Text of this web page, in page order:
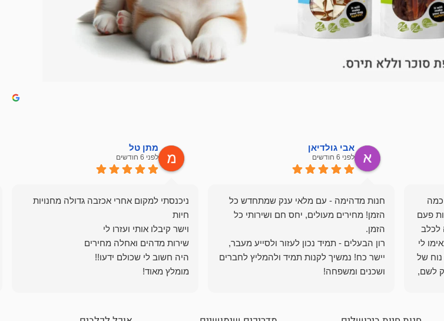
כמה
פעם
לכלב
לי
של
לשם,
אבי גולדיאן
לפני 6 חודשים
חנות מדהימה - עם מלאי ענק שמתחדש כל
הזמן! מחירים מעולים, יחס חם ושירותי כל
רון הבעלים - תמיד נכון לעזור ולסייע מעבר,
יישר כח! נמשיך לקנות תמיד ולהמליץ לחברים
ושכנים ומשפחה!
מתן טל
לפני 6 חודשים
ניכנסתי למקום אחרי אכזבה גדולה מחנויות
מומלץ מאוד!